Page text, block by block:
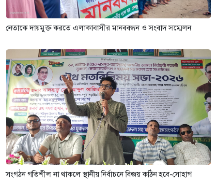
নেতাকে দায়মুক্ত করতে এলাকাবাসীর মানববন্ধন ও সংবাদ সম্মেলন
সংগঠন গতিশীল না থাকলে স্থানীয় নির্বাচনে বিজয় কঠিন হবে-সোহাগ